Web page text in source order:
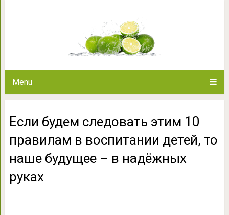
Menu
то наше будущее –
Если будем следовать этим 10
правилам в воспитании детей, то
наше будущее – в надёжных
руках